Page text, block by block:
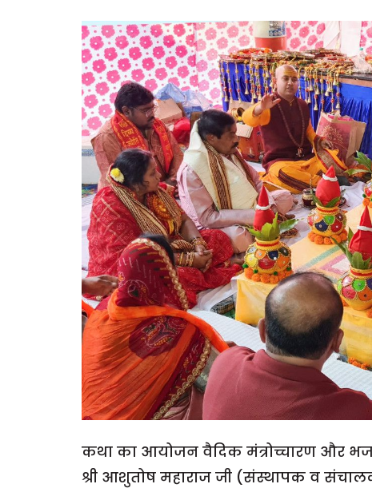
कथा का आयोजन वैदिक मंत्रोच्चारण और
श्री आशुतोष महाराज जी (संस्थापक व